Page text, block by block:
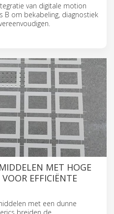
van digitale motion
B om bekabeling, diagnostiek
MET HOGE
EFFICIËNTE
met een dunne